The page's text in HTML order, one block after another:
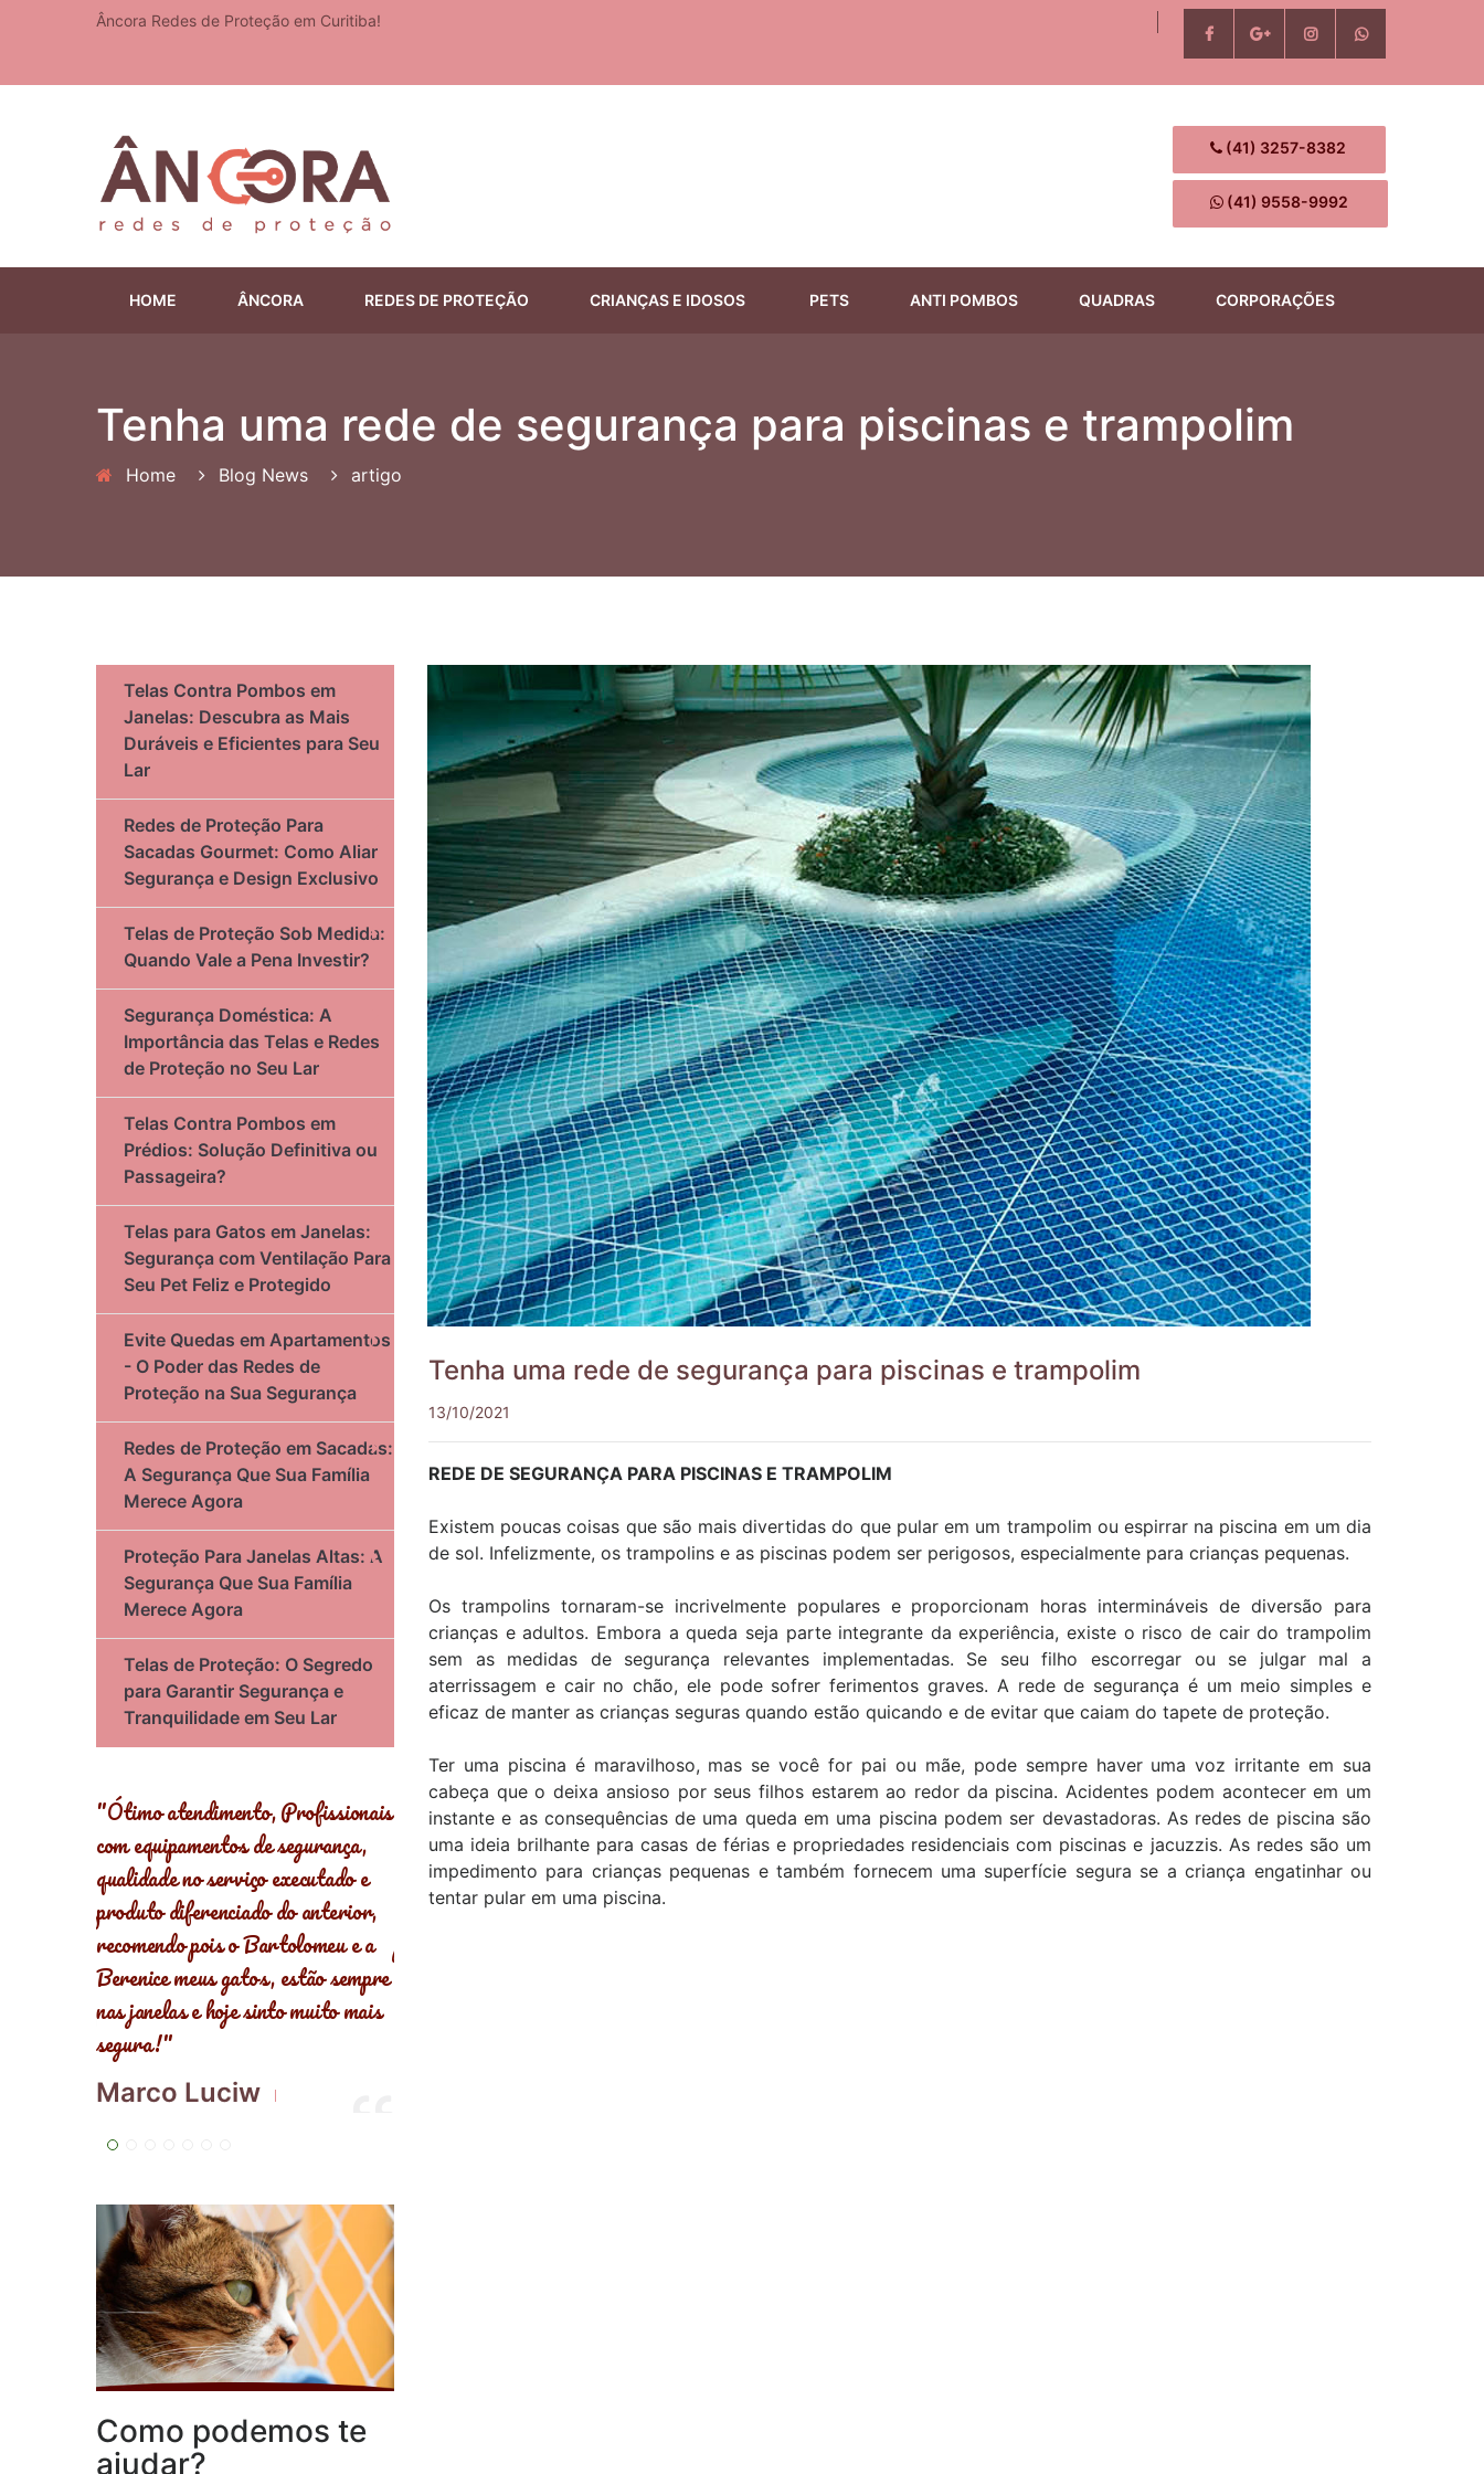
Âncora Redes de Proteção em Curitiba!
(41) 3257-8382
(41) 9558-9992
HOME ÂNCORA REDES DE PROTEÇÃO CRIANÇAS E IDOSOS PETS ANTI POMBOS QUADRAS CORPORAÇÕES
Tenha uma rede de segurança para piscinas e trampolim
Home Blog News artigo
Telas Contra Pombos em
Janelas: Descubra as Mais
Duráveis e Eficientes para Seu
Lar
Redes de Proteção Para
Sacadas Gourmet: Como Aliar
Segurança e Design Exclusivo
Telas de Proteção Sob Medida:
Quando Vale a Pena Investir?
Segurança Doméstica: A
Importância das Telas e Redes
de Proteção no Seu Lar
Telas Contra Pombos em
Prédios: Solução Definitiva ou
Passageira?
Telas para Gatos em Janelas:
Segurança com Ventilação Para
Seu Pet Feliz e Protegido
Evite Quedas em Apartamentos
- O Poder das Redes de
Proteção na Sua Segurança
Redes de Proteção em Sacadas:
A Segurança Que Sua Família
Merece Agora
Proteção Para Janelas Altas: A
Segurança Que Sua Família
Merece Agora
Telas de Proteção: O Segredo
para Garantir Segurança e
Tranquilidade em Seu Lar
"Super indico! Além de
instaladores muito bem preparados
os materiais são de ótima
qualidade! Preço acessível! Tive
problemas com redes de outra
empresa e eles corrigiram pra
mim!"
Nana Pires
"Oferece segurança e conforto
para toda família ,filhos e pets
protegidos com redes de proteção
Âncora Redes de Proteção."
"Serviço rápido, pedi e me
atenderam no mesmo dia, fiquei
satisfeito com o trabalho,
"Estou extremamente satisfeita
com a qualidade e rapidez na
instalação das nossas redes de
"Gostei muito do
pronto atendimento da
qualidade e atenção.
Como podemos te
ajudar?
Tenha uma rede de segurança para piscinas e trampolim
13/10/2021
REDE DE SEGURANÇA PARA PISCINAS E TRAMPOLIM
Existem poucas coisas que são mais divertidas do que pular em um trampolim ou espirrar na piscina em um dia
de sol. Infelizmente, os trampolins e as piscinas podem ser perigosos, especialmente para crianças pequenas.
Os trampolins tornaram-se incrivelmente populares e proporcionam horas intermináveis ​​de diversão para
crianças e adultos. Embora a queda seja parte integrante da experiência, existe o risco de cair do trampolim
sem as medidas de segurança relevantes implementadas. Se seu filho escorregar ou se julgar mal a
aterrissagem e cair no chão, ele pode sofrer ferimentos graves. A rede de segurança é um meio simples e
eficaz de manter as crianças seguras quando estão quicando e de evitar que caiam do tapete de proteção.
Ter uma piscina é maravilhoso, mas se você for pai ou mãe, pode sempre haver uma voz irritante em sua
cabeça que o deixa ansioso por seus filhos estarem ao redor da piscina. Acidentes podem acontecer em um
instante e as consequências de uma queda em uma piscina podem ser devastadoras. As redes de piscina são
uma ideia brilhante para casas de férias e propriedades residenciais com piscinas e jacuzzis. As redes são um
impedimento para crianças pequenas e também fornecem uma superfície segura se a criança engatinhar ou
tentar pular em uma piscina.